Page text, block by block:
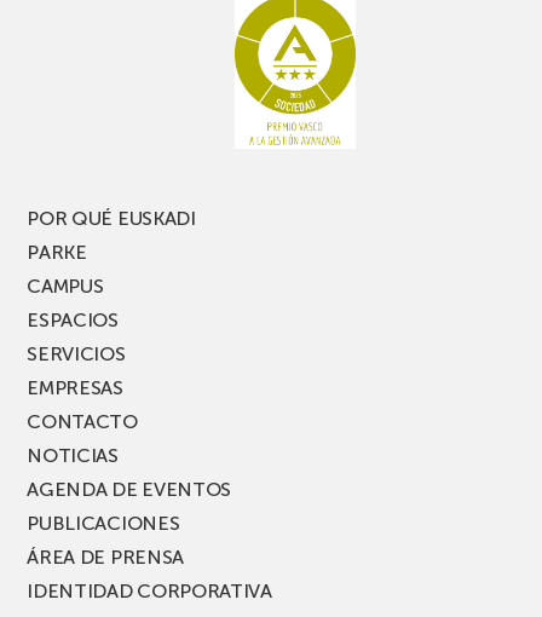
PARKEA
MUSIK
POR QUÉ EUSKADI
PARKE
CAMPUS
ESPACIOS
SERVICIOS
EMPRESAS
CONTACTO
NOTICIAS
AGENDA DE EVENTOS
PUBLICACIONES
ÁREA DE PRENSA
IDENTIDAD CORPORATIVA